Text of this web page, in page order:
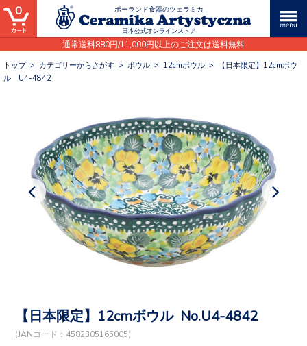
ポーランド食器のツェラミカ
日本公式オンラインストア
通常送料880円/11,000円以上のご注文は送料無料
0
トップ> カテゴリーからさがす > ボウル > 12cmボウル >
【日本限定】12cmボウ
ル U4-4842
【日本限定】12cmボウル No.U4-4842
(JANコード：4582305165005)